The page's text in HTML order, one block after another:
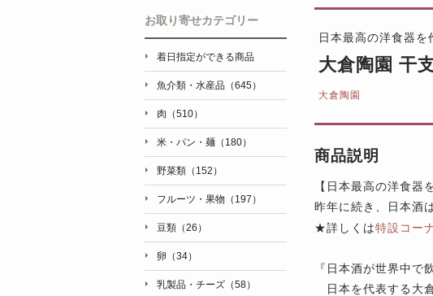
日本最高の洋食器
大倉陶園 干
大倉陶園
商品説明
【日本最高の洋食器
昨年に続き、日本酒
★詳しくは特設コー
『日本酒が世界中で
日本を代表する大
お取り寄せカテゴリー
着日指定ができる商品
魚介類・水産品（645）
肉（510）
米・パン・麺（180）
野菜類（152）
フルーツ・果物（197）
豆類（26）
卵（34）
乳製品・チーズ（58）